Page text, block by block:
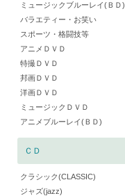
ミュージックブルーレイ(ＢＤ)
バラエティー・お笑い
スポーツ・格闘技等
アニメＤＶＤ
特撮ＤＶＤ
邦画ＤＶＤ
洋画ＤＶＤ
ミュージックＤＶＤ
アニメブルーレイ(ＢＤ)
ＣＤ
クラシック(CLASSIC)
ジャズ(jazz)